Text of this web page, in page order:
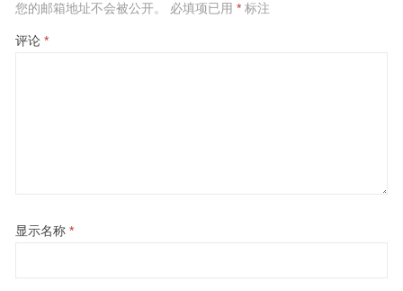
您的邮箱地址不会被公开。 必填项已用 *标注
评论 *
显示名称 *